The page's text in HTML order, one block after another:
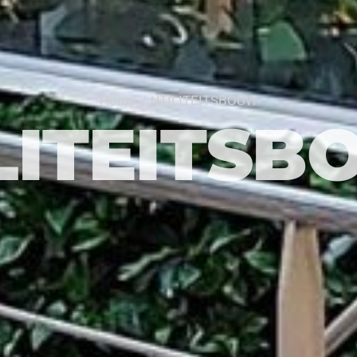
Home UTILITEITSBOUW